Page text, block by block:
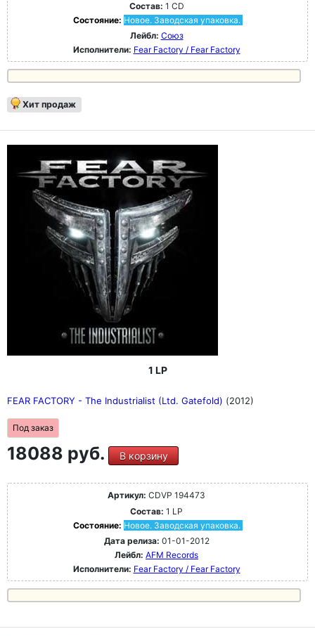
Состав: 1 CD
Состояние: Новое. Заводская упаковка.
Лейбл: Союз
Исполнители: Fear Factory / Fear Factory
Хит продаж
1 LP
FEAR FACTORY - The Industrialist (Ltd. Gatefold) (2012)
Под заказ
18088 руб. В корзину
Артикул: CDVP 194473
Состав: 1 LP
Состояние: Новое. Заводская упаковка.
Дата релиза: 01-01-2012
Лейбл: AFM Records
Исполнители: Fear Factory / Fear Factory